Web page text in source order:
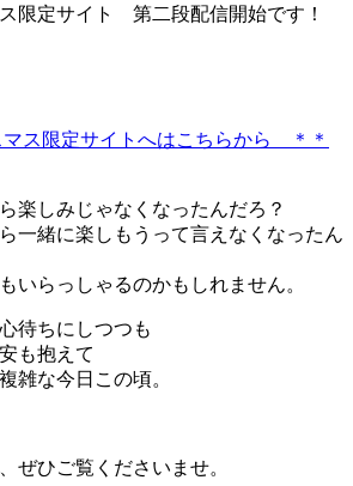
限定サイト 第二段配信開始です！
マス限定サイトへはこちらから ＊＊
楽しみじゃなくなったんだろ？
一緒に楽しもうって言えなくなったん
いらっしゃるのかもしれません。
待ちにしつつも
も抱えて
雑な今日この頃。
ぜひご覧くださいませ。